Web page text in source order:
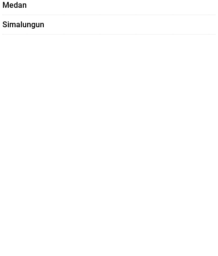
Medan
Simalungun